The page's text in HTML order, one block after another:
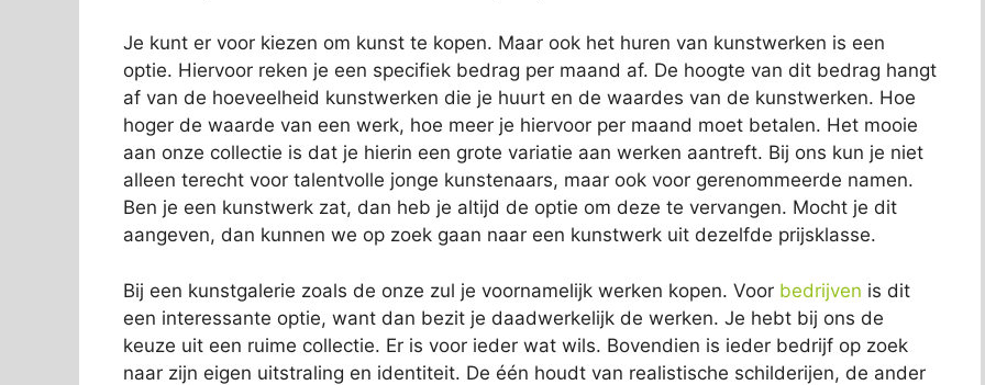
Je kunt er voor kiezen om kunst te kopen. Maar ook het huren van kunstwerken is een
optie. Hiervoor reken je een specifiek bedrag per maand af. De hoogte van dit bedrag hangt
af van de hoeveelheid kunstwerken die je huurt en de waardes van de kunstwerken. Hoe
hoger de waarde van een werk, hoe meer je hiervoor per maand moet betalen. Het mooie
aan onze collectie is dat je hierin een grote variatie aan werken aantreft. Bij ons kun je niet
alleen terecht voor talentvolle jonge kunstenaars, maar ook voor gerenommeerde namen.
Ben je een kunstwerk zat, dan heb je altijd de optie om deze te vervangen. Mocht je dit
aangeven, dan kunnen we op zoek gaan naar een kunstwerk uit dezelfde prijsklasse.
Bij een kunstgalerie zoals de onze zul je voornamelijk werken kopen. Voor bedrijven is dit
een interessante optie, want dan bezit je daadwerkelijk de werken. Je hebt bij ons de
keuze uit een ruime collectie. Er is voor ieder wat wils. Bovendien is ieder bedrijf op zoek
naar zijn eigen uitstraling en identiteit. De één houdt van realistische schilderijen, de ander